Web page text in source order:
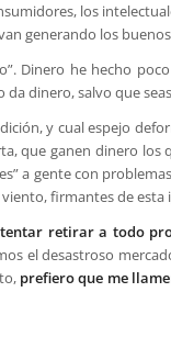
los
generando los
Dinero he hecho
dinero, salvo que
y cual espejo
que ganen dinero
a gente con
firmantes de esta
retirar a todo
el desastroso
prefiero que me